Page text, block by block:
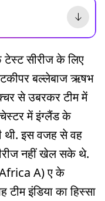
सीरीज के लिए
बल्लेबाज ऋषभ
से उबरकर टीम में
में इंग्लैंड के
थी. इस वजह से वह
नहीं खेल सके थे.
A) ए के
इंडिया का हिस्सा